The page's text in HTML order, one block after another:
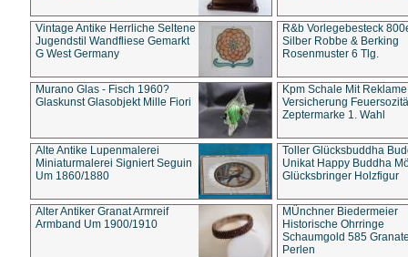
Vintage Antike Herrliche Seltene
Jugendstil Wandfliese Gemarkt
G West Germany
R&b Vorlegebesteck
Silber Robbe & Berking
Rosenmuster 6 Tlg.
Murano Glas - Fisch 1960?
Glaskunst Glasobjekt Mille Fiori
Kpm Schale Mit Reklame
Versicherung
Zeptermarke 1. Wahl
Alte Antike Lupenmalerei
Miniaturmalerei Signiert Seguin
Um 1860/1880
Toller Glücksbuddha
Unikat Happy Buddha
Glücksbringer Holzfigur
Alter Antiker Granat Armreif
Armband Um 1900/1910
MÜnchner Biedermeier
Historische Ohrringe
Schaumgold 585
Perlen